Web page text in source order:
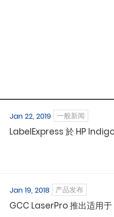
Jan 22, 2019 一般新闻
LabelExpress 於 HP
Jan 19, 2018 产品发布
GCC LaserPro 推出适用